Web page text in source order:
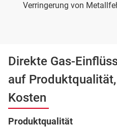
Verringerung von
Direkte Gas-
auf
Kosten
Produktqualität